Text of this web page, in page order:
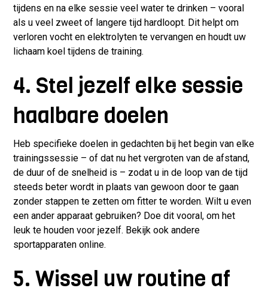
tijdens en na elke sessie veel water te drinken – vooral
als u veel zweet of langere tijd hardloopt. Dit helpt om
verloren vocht en elektrolyten te vervangen en houdt uw
lichaam koel tijdens de training.
4. Stel jezelf elke sessie
haalbare doelen
Heb specifieke doelen in gedachten bij het begin van elke
trainingssessie – of dat nu het vergroten van de afstand,
de duur of de snelheid is – zodat u in de loop van de tijd
steeds beter wordt in plaats van gewoon door te gaan
zonder stappen te zetten om fitter te worden. Wilt u even
een ander apparaat gebruiken? Doe dit vooral, om het
leuk te houden voor jezelf. Bekijk ook andere
sportapparaten online.
5. Wissel uw routine af